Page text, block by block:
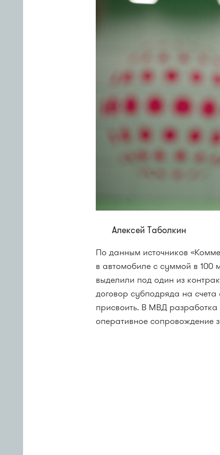
Алексей Таболкин
По данным источников
в автомобиле с суммой в
выделили под один из
договор субподряда на
присвоить. В МВД разработка
оперативное